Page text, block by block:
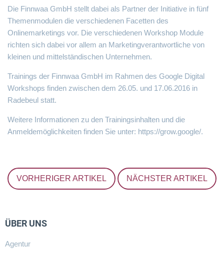
Die Finnwaa GmbH stellt dabei als Partner der Initiative in fünf
Themenmodulen die verschiedenen Facetten des
Onlinemarketings vor. Die verschiedenen Workshop Module
richten sich dabei vor allem an Marketingverantwortliche von
kleinen und mittelständischen Unternehmen.
Trainings der Finnwaa GmbH im Rahmen des Google Digital
Workshops finden zwischen dem 26.05. und 17.06.2016 in
Radebeul statt.
Weitere Informationen zu den Trainingsinhalten und die
Anmeldemöglichkeiten finden Sie unter: https://grow.google/.
VORHERIGER ARTIKEL NÄCHSTER ARTIKEL
ÜBER UNS
Agentur